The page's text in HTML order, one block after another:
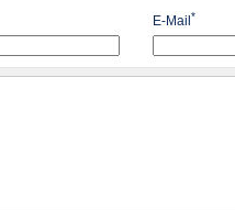
E-Mail *